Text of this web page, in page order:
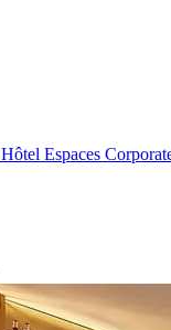
Hôtel Espaces